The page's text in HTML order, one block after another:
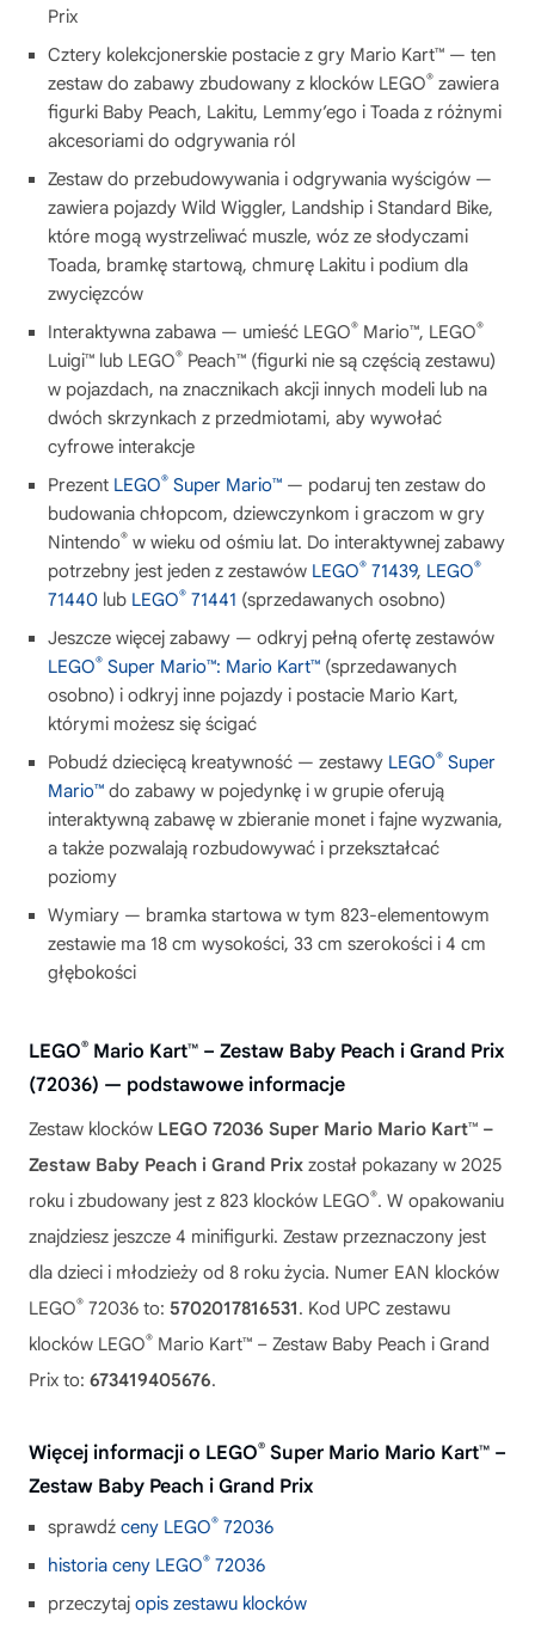
Prix
Cztery kolekcjonerskie postacie z gry Mario Kart™ — ten
zestaw do zabawy zbudowany z klocków LEGO® zawiera
figurki Baby Peach, Lakitu, Lemmy’ego i Toada z różnymi
akcesoriami do odgrywania ról
Zestaw do przebudowywania i odgrywania wyścigów —
zawiera pojazdy Wild Wiggler, Landship i Standard Bike,
które mogą wystrzeliwać muszle, wóz ze słodyczami
Toada, bramkę startową, chmurę Lakitu i podium dla
zwycięzców
Interaktywna zabawa — umieść LEGO® Mario™, LEGO®
Luigi™ lub LEGO® Peach™ (figurki nie są częścią zestawu)
w pojazdach, na znacznikach akcji innych modeli lub na
dwóch skrzynkach z przedmiotami, aby wywołać
cyfrowe interakcje
Prezent LEGO® Super Mario™ — podaruj ten zestaw do
budowania chłopcom, dziewczynkom i graczom w gry
Nintendo® w wieku od ośmiu lat. Do interaktywnej zabawy
potrzebny jest jeden z zestawów LEGO® 71439, LEGO®
71440 lub LEGO® 71441 (sprzedawanych osobno)
Jeszcze więcej zabawy — odkryj pełną ofertę zestawów
LEGO® Super Mario™: Mario Kart™ (sprzedawanych
osobno) i odkryj inne pojazdy i postacie Mario Kart,
którymi możesz się ścigać
Pobudź dziecięcą kreatywność — zestawy LEGO® Super
Mario™ do zabawy w pojedynkę i w grupie oferują
interaktywną zabawę w zbieranie monet i fajne wyzwania,
a także pozwalają rozbudowywać i przekształcać
poziomy
Wymiary — bramka startowa w tym 823-elementowym
zestawie ma 18 cm wysokości, 33 cm szerokości i 4 cm
głębokości
LEGO® Mario Kart™ – Zestaw Baby Peach i Grand Prix
(72036) — podstawowe informacje
Zestaw klocków LEGO 72036 Super Mario Mario Kart™ –
Zestaw Baby Peach i Grand Prix został pokazany w 2025
roku i zbudowany jest z 823 klocków LEGO®. W opakowaniu
znajdziesz jeszcze 4 minifigurki. Zestaw przeznaczony jest
dla dzieci i młodzieży od 8 roku życia. Numer EAN klocków
LEGO® 72036 to: 5702017816531. Kod UPC zestawu
klocków LEGO® Mario Kart™ – Zestaw Baby Peach i Grand
Prix to: 673419405676.
Więcej informacji o LEGO® Super Mario Mario Kart™ –
Zestaw Baby Peach i Grand Prix
sprawdź ceny LEGO® 72036
historia ceny LEGO® 72036
przeczytaj opis zestawu klocków